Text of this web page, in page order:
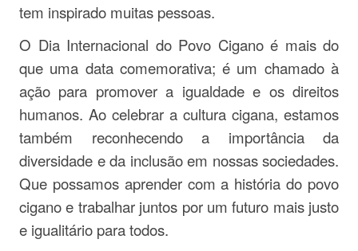
tem inspirado muitas pessoas.
O Dia Internacional do Povo Cigano é mais do
que uma data comemorativa; é um chamado à
ação para promover a igualdade e os direitos
humanos. Ao celebrar a cultura cigana, estamos
também reconhecendo a importância da
diversidade e da inclusão em nossas sociedades.
Que possamos aprender com a história do povo
cigano e trabalhar juntos por um futuro mais justo
e igualitário para todos.